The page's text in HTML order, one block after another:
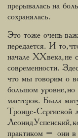
прерывалась на
сохранялась.
Это тоже очень
передается. И то,
начале ХХ века, не
современности.
что мы говорим о
большом уровне, но
мастеров. Была
Троице-Сергиевой
Леонид Успенский,
практиком – они в